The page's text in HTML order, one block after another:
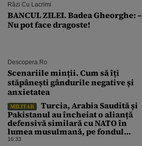
Râzi Cu Lacrimi
BANCUL ZILEI. Badea Gheorghe: –
Nu pot face dragoste!
Descopera.ro
Scenariile minții. Cum să îți
stăpânești gândurile negative și
anxietatea
MILITAR
Turcia, Arabia Saudită și
Pakistanul au încheiat o alianță
defensivă similară cu NATO în
lumea musulmană, pe fondul
conflictelor din Orientul Mijlociu
16:33